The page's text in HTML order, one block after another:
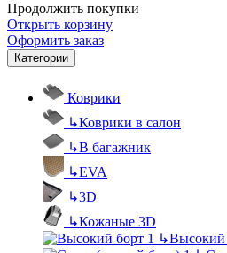
Продолжить покупки
Открыть корзину
Оформить заказ
Категории
Коврики
↳Коврики в салон
↳В багажник
↳EVA
↳3D
↳Кожаные 3D
↳Высокий